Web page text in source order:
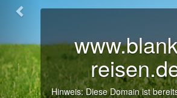
Hinweis: Diese Domain ist